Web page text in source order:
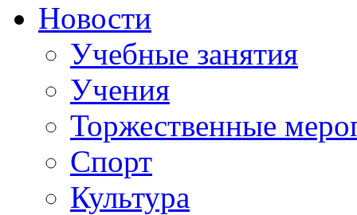
Новости
Учебные занятия
Учения
Торжественные
Спорт
Культура